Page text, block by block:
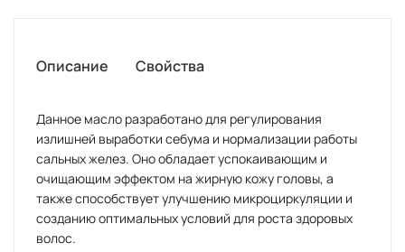
Описание Свойства
Данное масло разработано для регулирования
излишней выработки себума и нормализации работы
сальных желез. Оно обладает успокаивающим и
очищающим эффектом на жирную кожу головы, а
также способствует улучшению микроциркуляции и
созданию оптимальных условий для роста здоровых
волос.